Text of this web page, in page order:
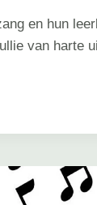
en hun
van harte